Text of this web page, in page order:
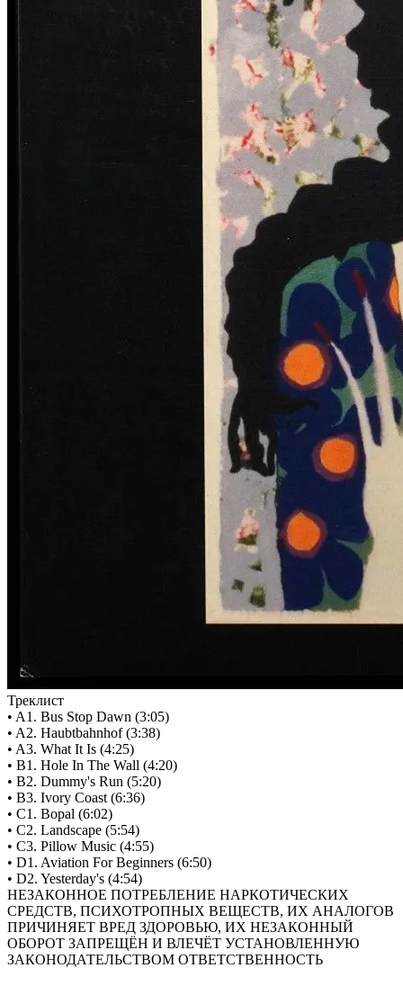
Треклист
• A1. Bus Stop Dawn (3:05)
• A2. Haubtbahnhof (3:38)
• A3. What It Is (4:25)
• B1. Hole In The Wall (4:20)
• B2. Dummy's Run (5:20)
• B3. Ivory Coast (6:36)
• C1. Bopal (6:02)
• C2. Landscape (5:54)
• C3. Pillow Music (4:55)
• D1. Aviation For Beginners (6:50)
• D2. Yesterday's (4:54)
НЕЗАКОННОЕ ПОТРЕБЛЕНИЕ НАРКОТИЧЕСКИХ
СРЕДСТВ, ПСИХОТРОПНЫХ ВЕЩЕСТВ, ИХ АНАЛОГОВ
ПРИЧИНЯЕТ ВРЕД ЗДОРОВЬЮ, ИХ НЕЗАКОННЫЙ
ОБОРОТ ЗАПРЕЩЁН И ВЛЕЧЁТ УСТАНОВЛЕННУЮ
ЗАКОНОДАТЕЛЬСТВОМ ОТВЕТСТВЕННОСТЬ